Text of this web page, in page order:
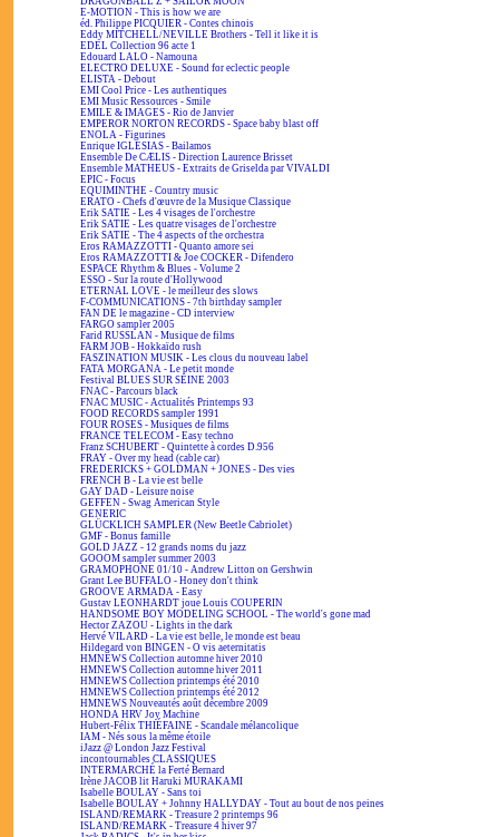
E-MOTION - This is how we are
éd. Philippe PICQUIER - Contes chinois
Eddy MITCHELL/NEVILLE Brothers - Tell it like it is
EDEL Collection 96 acte 1
Edouard LALO - Namouna
ELECTRO DELUXE - Sound for eclectic people
ELISTA - Debout
EMI Cool Price - Les authentiques
EMI Music Ressources - Smile
EMILE & IMAGES - Rio de Janvier
EMPEROR NORTON RECORDS - Space baby blast off
ENOLA - Figurines
Enrique IGLESIAS - Bailamos
Ensemble De CÆLIS - Direction Laurence Brisset
Ensemble MATHEUS - Extraits de Griselda par VIVALDI
EPIC - Focus
EQUIMINTHE - Country music
ERATO - Chefs d'œuvre de la Musique Classique
Erik SATIE - Les 4 visages de l'orchestre
Erik SATIE - Les quatre visages de l'orchestre
Erik SATIE - The 4 aspects of the orchestra
Eros RAMAZZOTTI - Quanto amore sei
Eros RAMAZZOTTI & Joe COCKER - Difendero
ESPACE Rhythm & Blues - Volume 2
ESSO - Sur la route d'Hollywood
ETERNAL LOVE - le meilleur des slows
F-COMMUNICATIONS - 7th birthday sampler
FAN DE le magazine - CD interview
FARGO sampler 2005
Farid RUSSLAN - Musique de films
FARM JOB - Hokkaïdo rush
FASZINATION MUSIK - Les clous du nouveau label
FATA MORGANA - Le petit monde
Festival BLUES SUR SEINE 2003
FNAC - Parcours black
FNAC MUSIC - Actualités Printemps 93
FOOD RECORDS sampler 1991
FOUR ROSES - Musiques de films
FRANCE TELECOM - Easy techno
Franz SCHUBERT - Quintette à cordes D.956
FRAY - Over my head (cable car)
FREDERICKS + GOLDMAN + JONES - Des vies
FRENCH B - La vie est belle
GAY DAD - Leisure noise
GEFFEN - Swag American Style
GENERIC
GLÜCKLICH SAMPLER (New Beetle Cabriolet)
GMF - Bonus famille
GOLD JAZZ - 12 grands noms du jazz
GOOOM sampler summer 2003
GRAMOPHONE 01/10 - Andrew Litton on Gershwin
Grant Lee BUFFALO - Honey don't think
GROOVE ARMADA - Easy
Gustav LEONHARDT joue Louis COUPERIN
HANDSOME BOY MODELING SCHOOL - The world's gone mad
Hector ZAZOU - Lights in the dark
Hervé VILARD - La vie est belle, le monde est beau
Hildegard von BINGEN - O vis aeternitatis
HMNEWS Collection automne hiver 2010
HMNEWS Collection automne hiver 2011
HMNEWS Collection printemps été 2010
HMNEWS Collection printemps été 2012
HMNEWS Nouveautés août décembre 2009
HONDA HRV Joy Machine
Hubert-Félix THIÉFAINE - Scandale mélancolique
IAM - Nés sous la même étoile
iJazz @ London Jazz Festival
incontournables CLASSIQUES
INTERMARCHÉ la Ferté Bernard
Irène JACOB lit Haruki MURAKAMI
Isabelle BOULAY - Sans toi
Isabelle BOULAY + Johnny HALLYDAY - Tout au bout de nos peines
ISLAND/REMARK - Treasure 2 printemps 96
ISLAND/REMARK - Treasure 4 hiver 97